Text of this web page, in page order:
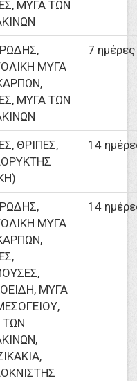
ΜΥΓΑ ΤΩΝ
ΜΥΓΑ
ΜΥΓΑ ΤΩΝ
7 ημέρες
ΘΡΙΠΕΣ,
14
ΜΥΓΑ
ΜΥΓΑ
ΤΩΝ
14